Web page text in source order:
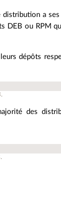
distribution a
DEB ou RPM
dépôts
.
des
.